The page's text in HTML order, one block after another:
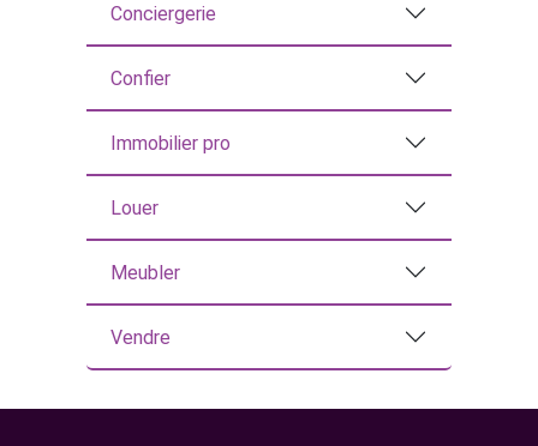
Conciergerie
Confier
Immobilier pro
Louer
Meubler
Vendre